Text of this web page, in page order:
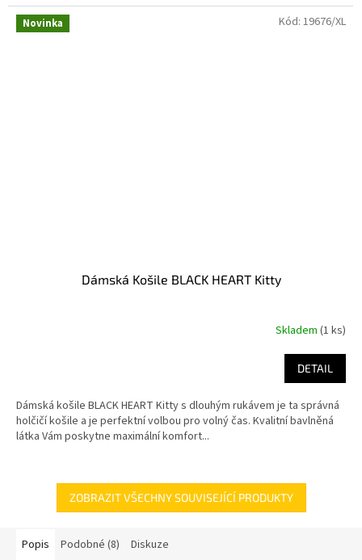
Novinka
Dámská Košile BLACK HEART Kitty
Skladem (1 ks)
DETAIL
Dámská košile BLACK HEART Kitty s dlouhým rukávem je ta správná
holčičí košile a je perfektní volbou pro volný čas. Kvalitní bavlněná
látka Vám poskytne maximální komfort...
Kód: 19676/XL
ZOBRAZIT VŠECHNY SOUVISEJÍCÍ PRODUKTY
Popis Podobné (8) Diskuze